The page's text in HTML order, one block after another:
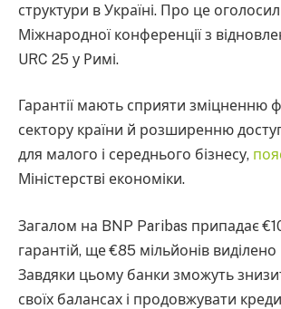
структури в Україні. Про це
Міжнародної конференції з
URC 25 у Римі.
Гарантії мають сприяти зміцненню
сектору країни й розширенню
для малого і середнього бізнесу,
Міністерстві економіки.
Загалом на BNP Paribas припадає
гарантій, ще €85 мільйонів
Завдяки цьому банки зможуть
своїх балансах і продовжувати